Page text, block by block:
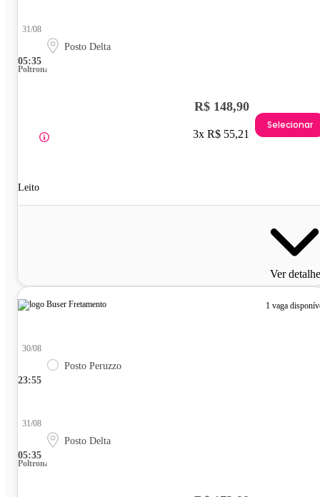
05:35
31/08
Posto Delta
Poltrona
Leito
R$ 148,90
3x R$ 55,21
Selecionar
Ver
1 vaga
23:55
30/08
Posto Peruzzo
05:35
31/08
Posto Delta
Poltrona